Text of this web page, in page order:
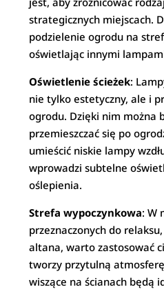
strategicznych miejscach.
podzielenie ogrodu na
oświetlając innymi
Oświetlenie ścieżek:
nie tylko estetyczny, ale i
ogrodu. Dzięki nim można
przemieszczać się po
umieścić niskie lampy
wprowadzi subtelne
oślepienia.
Strefa wypoczynkowa: W
przeznaczonych do
altana, warto zastosować
tworzy przytulną
wiszące na ścianach będą